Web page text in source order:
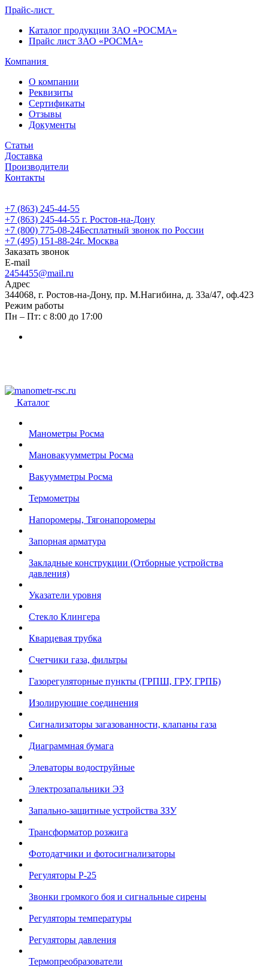
Прайс-лист
Каталог продукции ЗАО «РОСМА»
Прайс лист ЗАО «РОСМА»
Компания
О компании
Реквизиты
Сертификаты
Отзывы
Документы
Статьи
Доставка
Производители
Контакты
+7 (863) 245-44-55
+7 (863) 245-44-55 г. Ростов-на-Дону
+7 (800) 775-08-24Бесплатный звонок по России
+7 (495) 151-88-24г. Москва
Заказать звонок
E-mail
2454455@mail.ru
Адрес
344068, г. Ростов-на-Дону, пр. М.Нагибина, д. 33а/47, оф.423
Режим работы
Пн – Пт: с 8:00 до 17:00
Каталог
Манометры Росма
Мановакуумметры Росма
Вакуумметры Росма
Термометры
Напоромеры, Тягонапоромеры
Запорная арматура
Закладные конструкции (Отборные устройства
давления)
Указатели уровня
Стекло Клингера
Кварцевая трубка
Счетчики газа, фильтры
Газорегуляторные пункты (ГРПШ, ГРУ, ГРПБ)
Изолирующие соединения
Сигнализаторы загазованности, клапаны газа
Диаграммная бумага
Элеваторы водоструйные
Электрозапальники ЭЗ
Запально-защитные устройства ЗЗУ
Трансформатор розжига
Фотодатчики и фотосигнализаторы
Регуляторы Р-25
Звонки громкого боя и сигнальные сирены
Регуляторы температуры
Регуляторы давления
Термопреобразователи